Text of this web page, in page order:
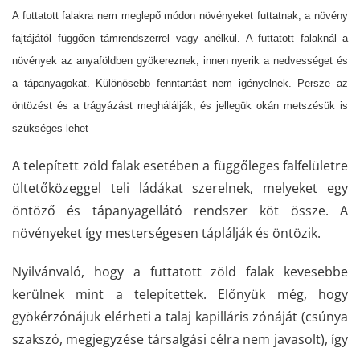
A futtatott falakra nem meglepő módon növényeket futtatnak, a növény
fajtájától függően támrendszerrel vagy anélkül. A futtatott falaknál a
növények az anyaföldben gyökereznek, innen nyerik a nedvességet és
a tápanyagokat. Különösebb fenntartást nem igényelnek. Persze az
öntözést és a trágyázást meghálálják, és jellegük okán metszésük is
szükséges lehet
A telepített zöld falak esetében a függőleges falfelületre
ültetőközeggel teli ládákat szerelnek, melyeket egy
öntöző és tápanyagellátó rendszer köt össze. A
növényeket így mesterségesen táplálják és öntözik.
Nyilvánvaló, hogy a futtatott zöld falak kevesebbe
kerülnek mint a telepítettek. Előnyük még, hogy
gyökérzónájuk elérheti a talaj kapilláris zónáját (csúnya
szakszó, megjegyzése társalgási célra nem javasolt), így